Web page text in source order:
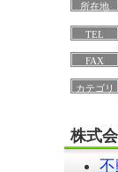
所在地
TEL
FAX
カテゴリ
株式